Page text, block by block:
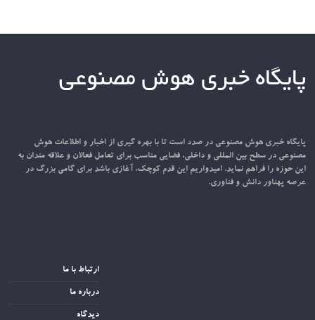
پایگاه خبری هوش مصنوعی
پایگاه خبری هوش مصنوعی در صدد است تا با بهره گیری از اخبار و اطلاعات هوش
مصنوعی در سطح بین المللی و داخلی، فضایی مناسب برای تعامل فعالان و علاقه مندان به
این حوزه را فراهم نماید. امیدواریم این قدم کوچک، آغازی باشد برای گامی بزرگ در
عرصه پهناور دانش و فناوری.
ارتباط با ما
درباره ما
دیدگاه